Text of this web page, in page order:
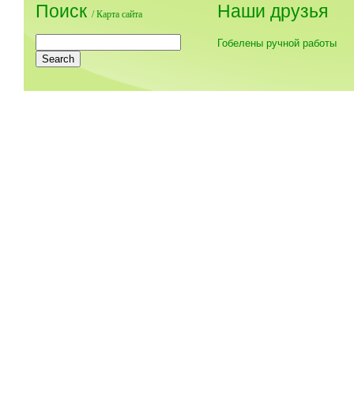
Поиск /Карта сайта Наши друзья
Гобелены ручной работы